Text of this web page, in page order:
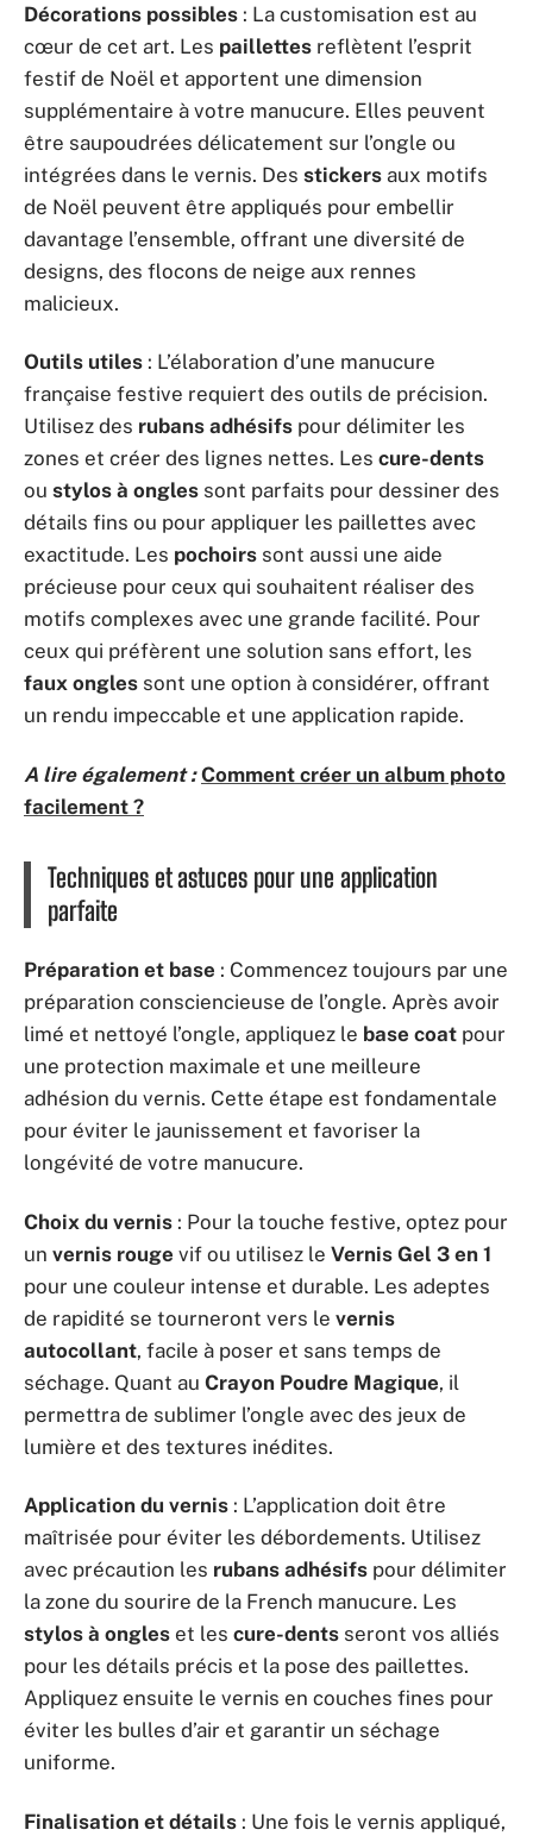
Décorations possibles : La customisation est au
cœur de cet art. Les paillettes reflètent l’esprit
festif de Noël et apportent une dimension
supplémentaire à votre manucure. Elles peuvent
être saupoudrées délicatement sur l’ongle ou
intégrées dans le vernis. Des stickers aux motifs
de Noël peuvent être appliqués pour embellir
davantage l’ensemble, offrant une diversité de
designs, des flocons de neige aux rennes
malicieux.
Outils utiles : L’élaboration d’une manucure
française festive requiert des outils de précision.
Utilisez des rubans adhésifs pour délimiter les
zones et créer des lignes nettes. Les cure-dents
ou stylos à ongles sont parfaits pour dessiner des
détails fins ou pour appliquer les paillettes avec
exactitude. Les pochoirs sont aussi une aide
précieuse pour ceux qui souhaitent réaliser des
motifs complexes avec une grande facilité. Pour
ceux qui préfèrent une solution sans effort, les
faux ongles sont une option à considérer, offrant
un rendu impeccable et une application rapide.
A lire également : Comment créer un album photo
facilement ?
Techniques et astuces pour une application
parfaite
Préparation et base : Commencez toujours par une
préparation consciencieuse de l’ongle. Après avoir
limé et nettoyé l’ongle, appliquez le base coat pour
une protection maximale et une meilleure
adhésion du vernis. Cette étape est fondamentale
pour éviter le jaunissement et favoriser la
longévité de votre manucure.
Choix du vernis : Pour la touche festive, optez pour
un vernis rouge vif ou utilisez le Vernis Gel 3 en 1
pour une couleur intense et durable. Les adeptes
de rapidité se tourneront vers le vernis
autocollant, facile à poser et sans temps de
séchage. Quant au Crayon Poudre Magique, il
permettra de sublimer l’ongle avec des jeux de
lumière et des textures inédites.
Application du vernis : L’application doit être
maîtrisée pour éviter les débordements. Utilisez
avec précaution les rubans adhésifs pour délimiter
la zone du sourire de la French manucure. Les
stylos à ongles et les cure-dents seront vos alliés
pour les détails précis et la pose des paillettes.
Appliquez ensuite le vernis en couches fines pour
éviter les bulles d’air et garantir un séchage
uniforme.
Finalisation et détails : Une fois le vernis appliqué,